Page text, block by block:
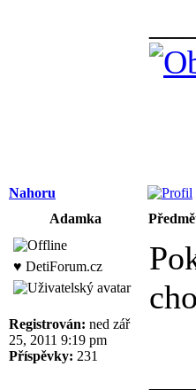
Nahoru
Adamka
♥ DetiForum.cz
Registrován: ned zář
25, 2011 9:19 pm
Příspěvky: 231